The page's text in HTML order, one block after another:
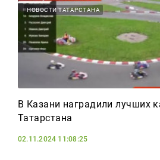
НОВОСТИ ТАТАРСТАНА
В Казани наградили лучших
Татарстана
02.11.2024 11:08:25